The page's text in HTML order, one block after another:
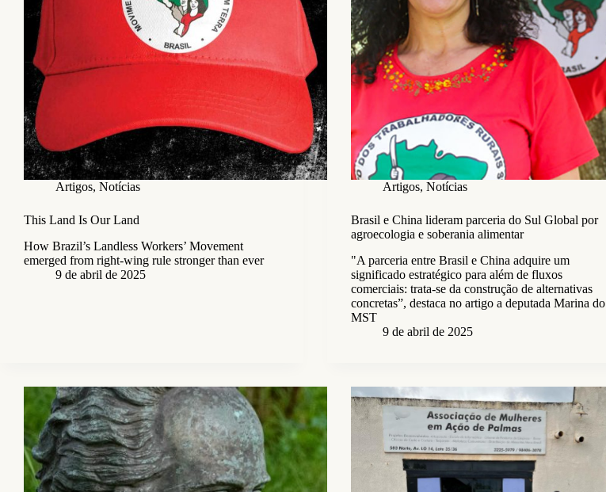
Artigos, Notícias
This Land Is Our Land
How Brazil’s Landless Workers’ Movement
emerged from right-wing rule stronger than ever
9 de abril de 2025
Artigos,Notícias
Brasil e China lideram parceria do Sul Global por
agroecologia e soberania alimentar
"A parceria entre Brasil e China adquire um
significado estratégico para além de fluxos
comerciais: trata-se da construção de alternativas
concretas”, destaca no artigo a deputada Marina do
MST
9 de abril de 2025